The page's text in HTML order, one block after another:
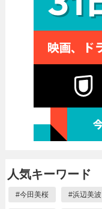
人気キーワード
#今田美桜 #浜辺美波